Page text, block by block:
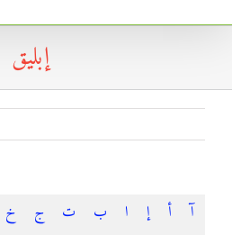
إبليق
آ أ إ ا ب ت ج خ